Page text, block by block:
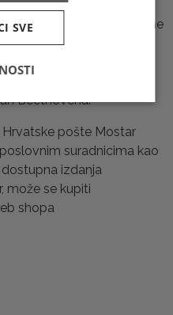
Novoj godini. Uz floru s
koja prikazuje dnevne
Mitovi i flora s pričom o
i mladosti. I za kraj
obljetnica rođenja
Beethovena.
Hrvatske pošte Mostar
suradnicima kao
dostupna izdanja
može se kupiti
shopa
SVE